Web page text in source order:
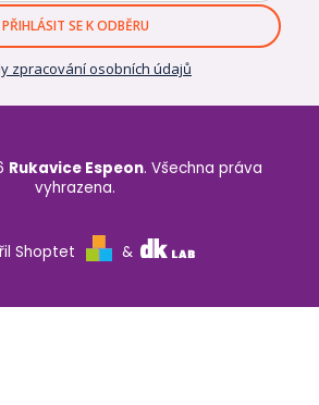
PŘIHLÁSIT SE K ODBĚRU
zpracování osobních údajů
Shoptet &
Rukavice Espeon. Všechna práva
vyhrazena.